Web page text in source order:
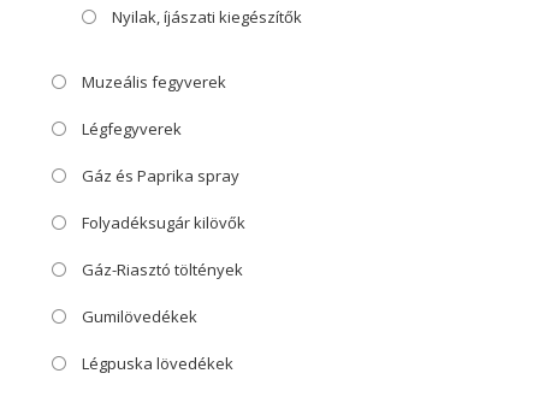
Nyilak, íjászati kiegészítők
Muzeális fegyverek
Légfegyverek
Gáz és Paprika spray
Folyadéksugár kilövők
Gáz-Riasztó töltények
Gumilövedékek
Légpuska lövedékek